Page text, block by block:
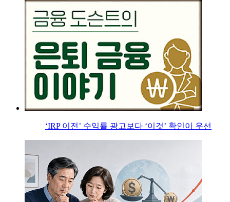
‘IRP 이전’ 수익률 광고보다 ‘이것’ 확인이 우선